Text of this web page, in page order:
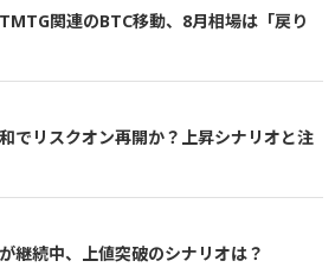
関連のBTC移動、8月相場は「戻り
でリスクオン再開か？上昇シナリオと注
継続中、上値突破のシナリオは？